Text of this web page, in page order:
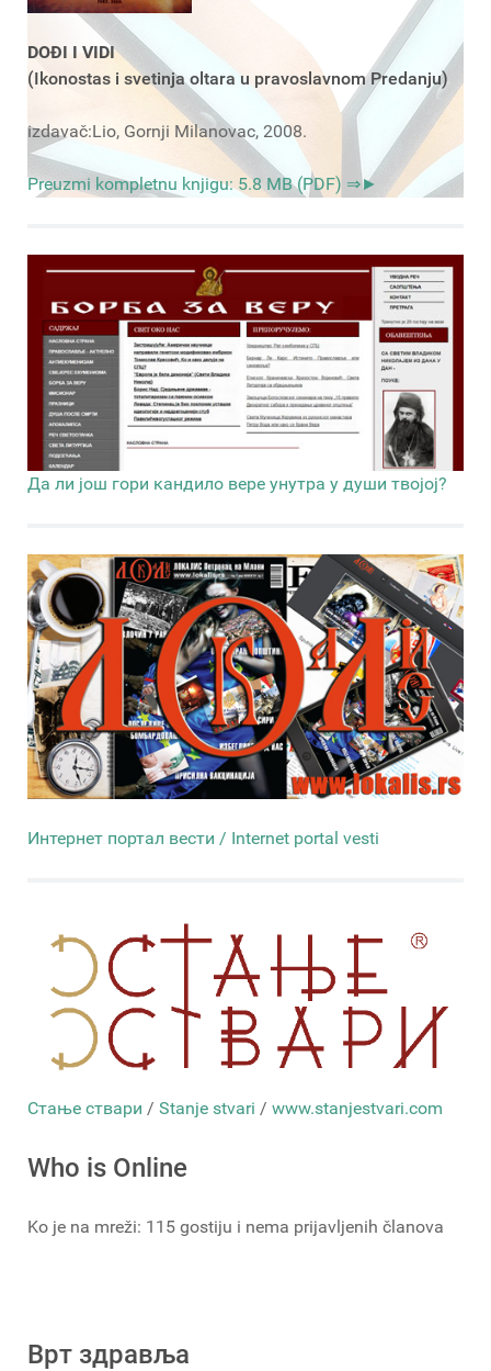
DOĐI I VIDI
(Ikonostas i svetinja oltara u pravoslavnom Predanju)
izdavač:Lio, Gornji Milanovac, 2008.
Preuzmi kompletnu knjigu: 5.8 MB (PDF) ⇒►
Да ли још гори кандило вере унутра у души твојој?
Интернет портал вести / Internet portal vesti
Стање ствари / Stanje stvari / www.stanjestvari.com
Who is Online
Ko je na mreži: 115 gostiju i nema prijavljenih članova
Врт здравља